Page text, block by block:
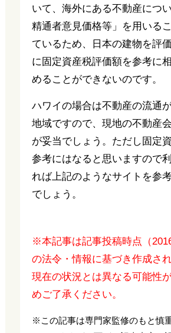
いて、海外にある不動産につ
精通者意見価格等」を用いる
ているため、日本の建物を評
に固定資産税評価額を参考に
めることができないのです。
ハワイの場合は不動産の流通
地域ですので、現地の不動産
が妥当でしょう。ただし固定
参考にはなると思いますので
れば上記のようなサイトを参
でしょう。
※本記事は記事投稿時点（
の法令・情報に基づき作成さ
現在の状況とは異なる可能性
めご了承ください。
※この記事は専門家監修のもと慎